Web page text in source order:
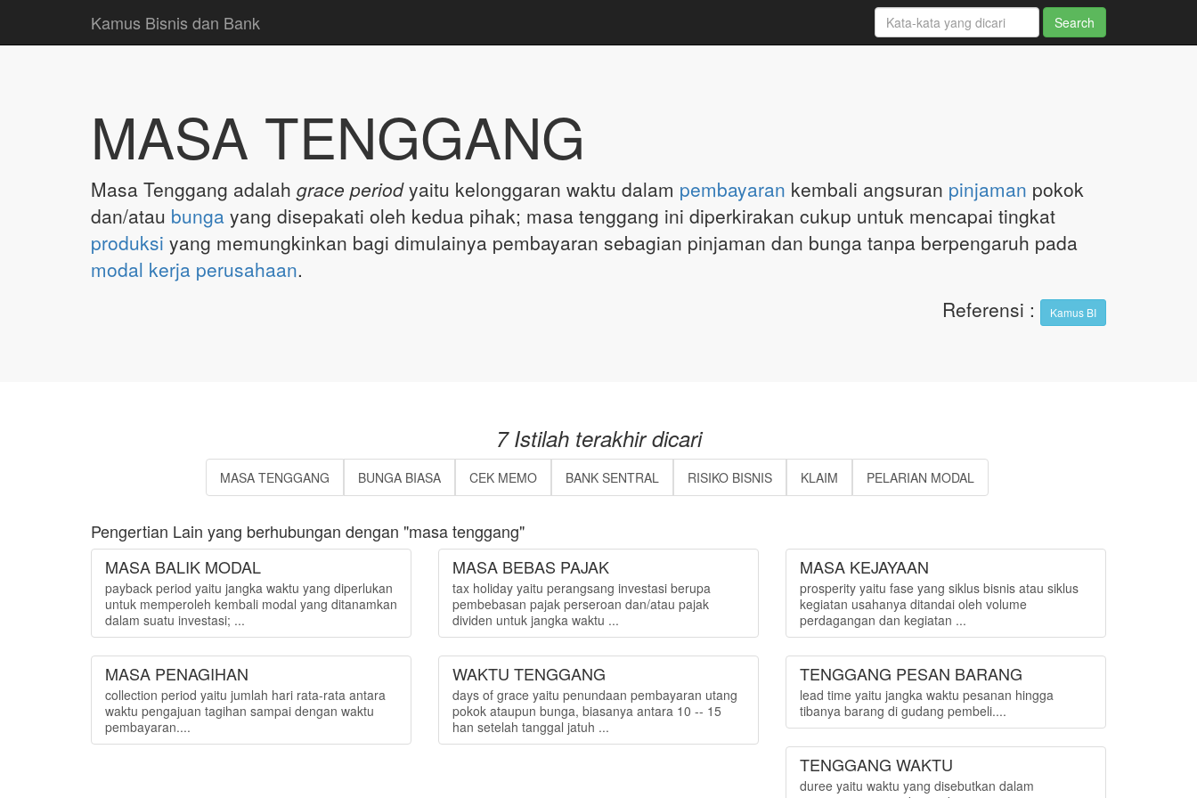
Kamus Bisnis dan Bank
MASA TENGGANG
Masa Tenggang adalah grace periodyaitu kelonggaran waktu dalam pembayaran kembali angsuran pinjaman pokok
dan/atau bunga yang disepakati oleh kedua pihak; masa tenggang ini diperkirakan cukup untuk mencapai tingkat
produksi yang memungkinkan bagi dimulainya pembayaran sebagian pinjaman dan bunga tanpa berpengaruh pada
modal kerja perusahaan.
Referensi : Kamus BI
7 Istilah terakhir dicari
MASA TENGGANG BUNGA BIASA CEK MEMO BANK SENTRAL RISIKO BISNIS KLAIM PELARIAN MODAL
Pengertian Lain yang berhubungan dengan "masa tenggang"
MASA BALIK MODAL
payback period yaitu jangka waktu yang diperlukan
untuk memperoleh kembali modal yang ditanamkan
dalam suatu investasi; ...
MASA BEBAS PAJAK
tax holiday yaitu perangsang investasi berupa
pembebasan pajak perseroan dan/atau pajak
dividen untuk jangka waktu ...
MASA KEJAYAAN
prosperity yaitu fase yang siklus bisnis atau siklus
kegiatan usahanya ditandai oleh volume
perdagangan dan kegiatan ...
MASA PENAGIHAN
collection period yaitu jumlah hari rata-rata antara
waktu pengajuan tagihan sampai dengan waktu
pembayaran....
WAKTU TENGGANG
days of grace yaitu penundaan pembayaran utang
pokok ataupun bunga, biasanya antara 10 -- 15
han setelah tanggal jatuh ...
TENGGANG PESAN BARANG
lead time yaitu jangka waktu pesanan hingga
tibanya barang di gudang pembeli....
TENGGANG WAKTU
duree yaitu waktu yang disebutkan dalam